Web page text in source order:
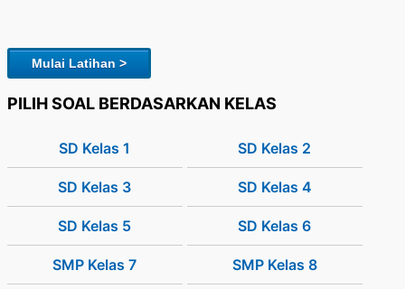
Mulai Latihan >
PILIH SOAL BERDASARKAN KELAS
SD Kelas 1 SD Kelas 2
SD Kelas 3 SD Kelas 4
SD Kelas 5 SD Kelas 6
SMP Kelas 7 SMP Kelas 8